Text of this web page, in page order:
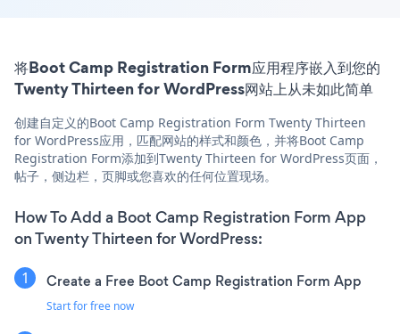
将Boot Camp Registration Form应用程序嵌入到您的
Twenty Thirteen for WordPress网站上从未如此简单
创建自定义的Boot Camp Registration Form Twenty Thirteen
for WordPress应用，匹配网站的样式和颜色，并将Boot Camp
Registration Form添加到Twenty Thirteen for WordPress页面，
帖子，侧边栏，页脚或您喜欢的任何位置现场。
How To Add a Boot Camp Registration Form App
on Twenty Thirteen for WordPress:
Create a Free Boot Camp Registration Form App
Start for free now